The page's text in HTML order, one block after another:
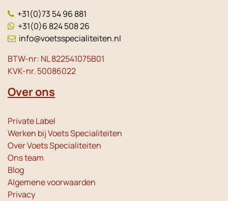
+31(0)73 54 96 881
+31(0)6 824 508 26
info@voetsspecialiteiten.nl
BTW-nr: NL 822541075B01
KVK-nr. 50086022
Over ons
Private Label
Werken bij Voets Specialiteiten
Over Voets Specialiteiten
Ons team
Blog
Algemene voorwaarden
Privacy